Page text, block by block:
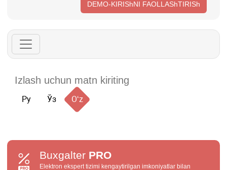
DEMO-KIRIShNI FAOLLAShTIRISh
Ру Ўз Oʻz
Buxgalter PRO
Elektron ekspert tizimi kengaytirilgan imkoniyatlar bilan